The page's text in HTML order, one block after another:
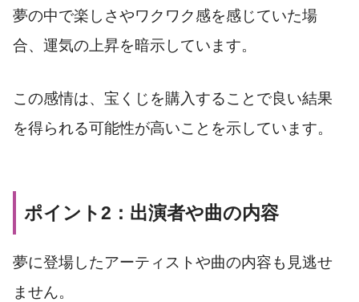
夢の中で楽しさやワクワク感を感じていた場
合、運気の上昇を暗示しています。
この感情は、宝くじを購入することで良い結果
を得られる可能性が高いことを示しています。
ポイント2：出演者や曲の内容
夢に登場したアーティストや曲の内容も見逃せ
ません。